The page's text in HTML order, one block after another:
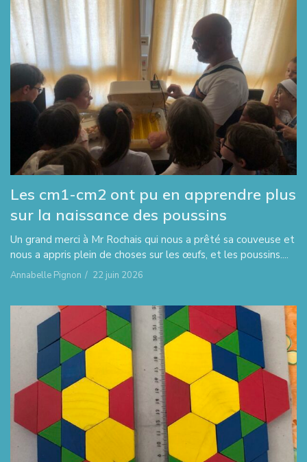
Les cm1-cm2 ont pu en apprendre plus
sur la naissance des poussins
Un grand merci à Mr Rochais qui nous a prêté sa couveuse et
nous a appris plein de choses sur les œufs, et les poussins....
Annabelle Pignon / 22 juin 2026